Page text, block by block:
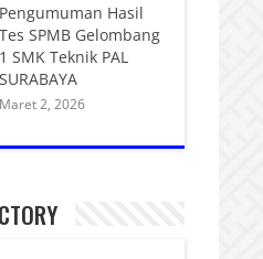
Pengumuman Hasil
Tes SPMB Gelombang
1 SMK Teknik PAL
SURABAYA
Maret 2, 2026